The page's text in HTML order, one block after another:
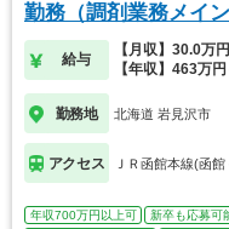
勤務（調剤業務メイン
給与
【月収】30.0万
【年収】463万
勤務地 北海道 岩見沢市
アクセス ＪＲ函館本線(函
年収700万円以上可 新卒も応募可